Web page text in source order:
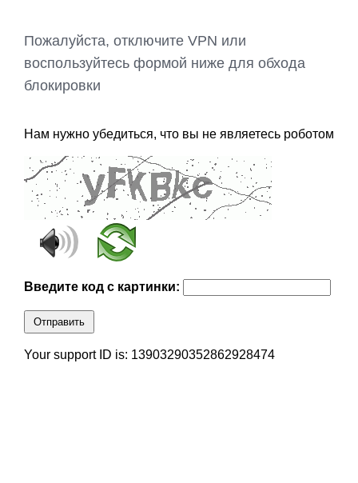
Пожалуйста, отключите VPN или
воспользуйтесь формой ниже для обхода
блокировки
Нам нужно убедиться, что вы не являетесь роботом
Введите код с картинки:
Отправить
Your support ID is: 13903290352862928474